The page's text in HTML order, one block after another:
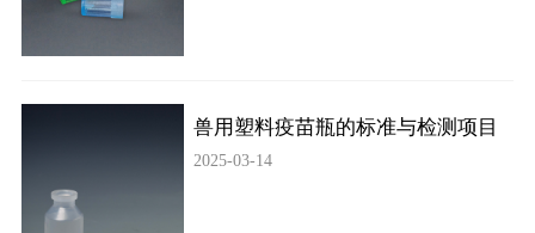
兽用塑料疫苗瓶的标准与检测项目
2025-03-14